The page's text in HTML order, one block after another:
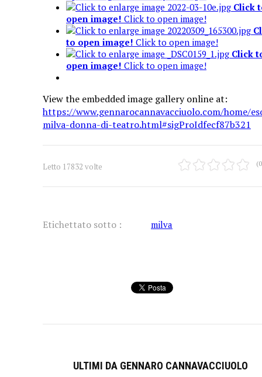
Click
open image! Click to open image!
to open image! Click to open image!
Click
open image! Click to open image!
View the embedded image gallery online at:
https://www.gennarocannavacciuolo.com/home/
milva-donna-di-teatro.html#sigProIdfecf87b321
Letto 17832 volte
Etichettato sotto : milva
ULTIMI DA GENNARO CANNAVACCIUOLO